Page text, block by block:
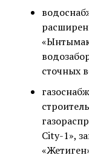
сточных
City-1»,